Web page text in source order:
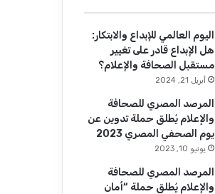
اليوم العالمي للإبداع والابتكار:
هل الإبداع قادر على تغيير
مستقبل الصحافة والإعلام؟
أبريل 21, 2024
المرصد المصري للصحافة
والإعلام يُطلق حملة تدوين عن
يوم الصحفي المصري 2023
يونيو 10, 2023
المرصد المصري للصحافة
والإعلام يُطلق حملة “أمان